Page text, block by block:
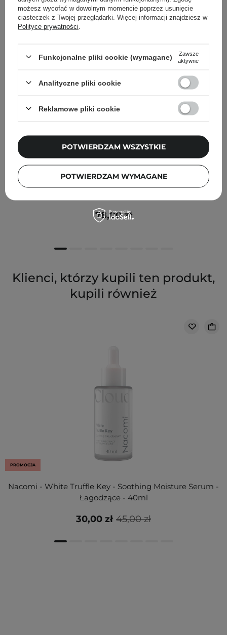
Pyunkang Yul - Essence Toner - Tonik Nawilżający -
78,00 zł
Klienci, którzy kupili ten produkt,
kupili również
PROMOCJA
Nacomi - White Truffle Key - Soothing Moisture Serum -
Łagodzące - 40ml
45,00 zł
30,00 zł
możesz wycofać w dowolnym momencie poprzez usunięcie
ciasteczek z Twojej przeglądarki. Więcej informacji znajdziesz w
Polityce prywatności
Funkcjonalne pliki cookie (wymagane)
Zawsze
aktywne
Analityczne pliki cookie
Reklamowe pliki cookie
POTWIERDZAM WYMAGANE
POTWIERDZAM WSZYSTKIE